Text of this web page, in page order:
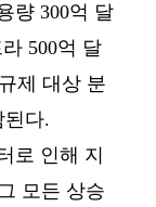
량 300억 달
500억 달
제 대상 분
된다.
로 인해 지
모든 상승